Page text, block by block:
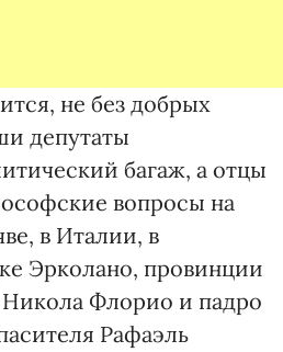
не без добрых
депутаты
багаж, а отцы
вопросы на
в Италии, в
Эрколано, провинции
Флорио и падро
Рафаэль